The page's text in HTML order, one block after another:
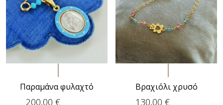
Παραμάνα φυλαχτό
200,00 €
Βραχιόλι χρυσό
130,00€